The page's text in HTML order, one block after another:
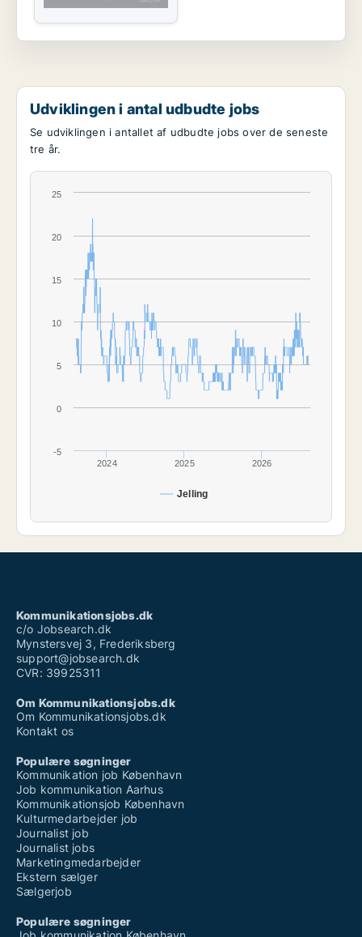
Udviklingen i antal udbudte jobs
Se udviklingen i antallet af udbudte jobs over de seneste
tre år.
Jelling
2024 2025 2026
-5
0
5
10
15
20
25
Kommunikationsjobs.dk
c/o Jobsearch.dk
Mynstersvej 3, Frederiksberg
support@jobsearch.dk
CVR: 39925311
Om Kommunikationsjobs.dk
Om Kommunikationsjobs.dk
Kontakt os
Populære søgninger
Kommunikation job København
Job kommunikation Aarhus
Kommunikationsjob København
Kulturmedarbejder job
Journalist job
Journalist jobs
Marketingmedarbejder
Ekstern sælger
Sælgerjob
Populære søgninger